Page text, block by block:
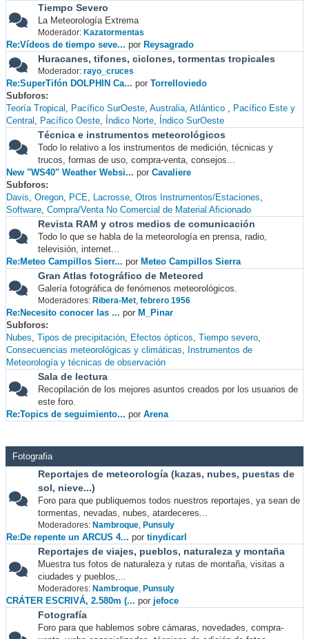
Tiempo Severo
La Meteorología Extrema
Moderador: Kazatormentas
Re:Vídeos de tiempo seve... por Reysagrado
Huracanes, tifones, ciclones, tormentas tropicales
Moderador: rayo_cruces
Re:SuperTifón DOLPHIN Ca... por Torrelloviedo
Subforos
Teoría Tropical
Pacífico SurOeste Australia Atlántico
Pacífico Este y
Central
Pacífico Oeste Índico Norte Índico SurOeste
Técnica e instrumentos meteorológicos
Todo lo relativo a los instrumentos de medición, técnicas y
trucos, formas de uso, compra-venta, consejos...
New "WS40" Weather Websi... por Cavaliere
Subforos
Davis Oregon PCE Lacrosse Otros Instrumentos/Estaciones
Software Compra/Venta No Comercial de Material Aficionado
Revista RAM y otros medios de comunicación
Todo lo que se habla de la meteorología en prensa, radio,
televisión, internet...
Re:Meteo Campillos Sierr... por Meteo Campillos Sierra
Gran Atlas fotográfico de Meteored
Galería fotográfica de fenómenos meteorológicos.
Moderadores: Ribera-Met, febrero 1956
Re:Necesito conocer las ... por M_Pinar
Subforos
Nubes Tipos de precipitación Efectos ópticos Tiempo severo
Consecuencias meteorológicas y climáticas
Instrumentos de
Meteorología y técnicas de observación
Sala de lectura
Recopilación de los mejores asuntos creados por los usuarios de
este foro.
Re:Topics de seguimiento... por Arena
Fotografia
Reportajes de meteorología (kazas, nubes, puestas de
sol, nieve...)
Foro para que publiquemos todos nuestros reportajes, ya sean de
tormentas, nevadas, nubes, atardeceres...
Moderadores: Nambroque, Punsuly
Re:De repente un ARCUS 4... por tinydicarl
Reportajes de viajes, pueblos, naturaleza y montaña
Muestra tus fotos de naturaleza y rutas de montaña, visitas a
ciudades y pueblos,...
Moderadores: Nambroque, Punsuly
CRÁTER ESCRIVÁ, 2.580m (... por jefoce
Fotografía
Foro para que hablemos sobre cámaras, novedades, compra-